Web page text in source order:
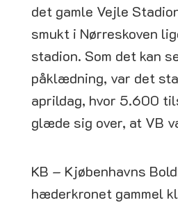
det gamle Vejle
smukt i Nørreskoven
stadion. Som det kan
påklædning, var det
aprildag, hvor 5.600
glæde sig over, at VB
KB – Kjøbenhavns
hæderkronet gammel